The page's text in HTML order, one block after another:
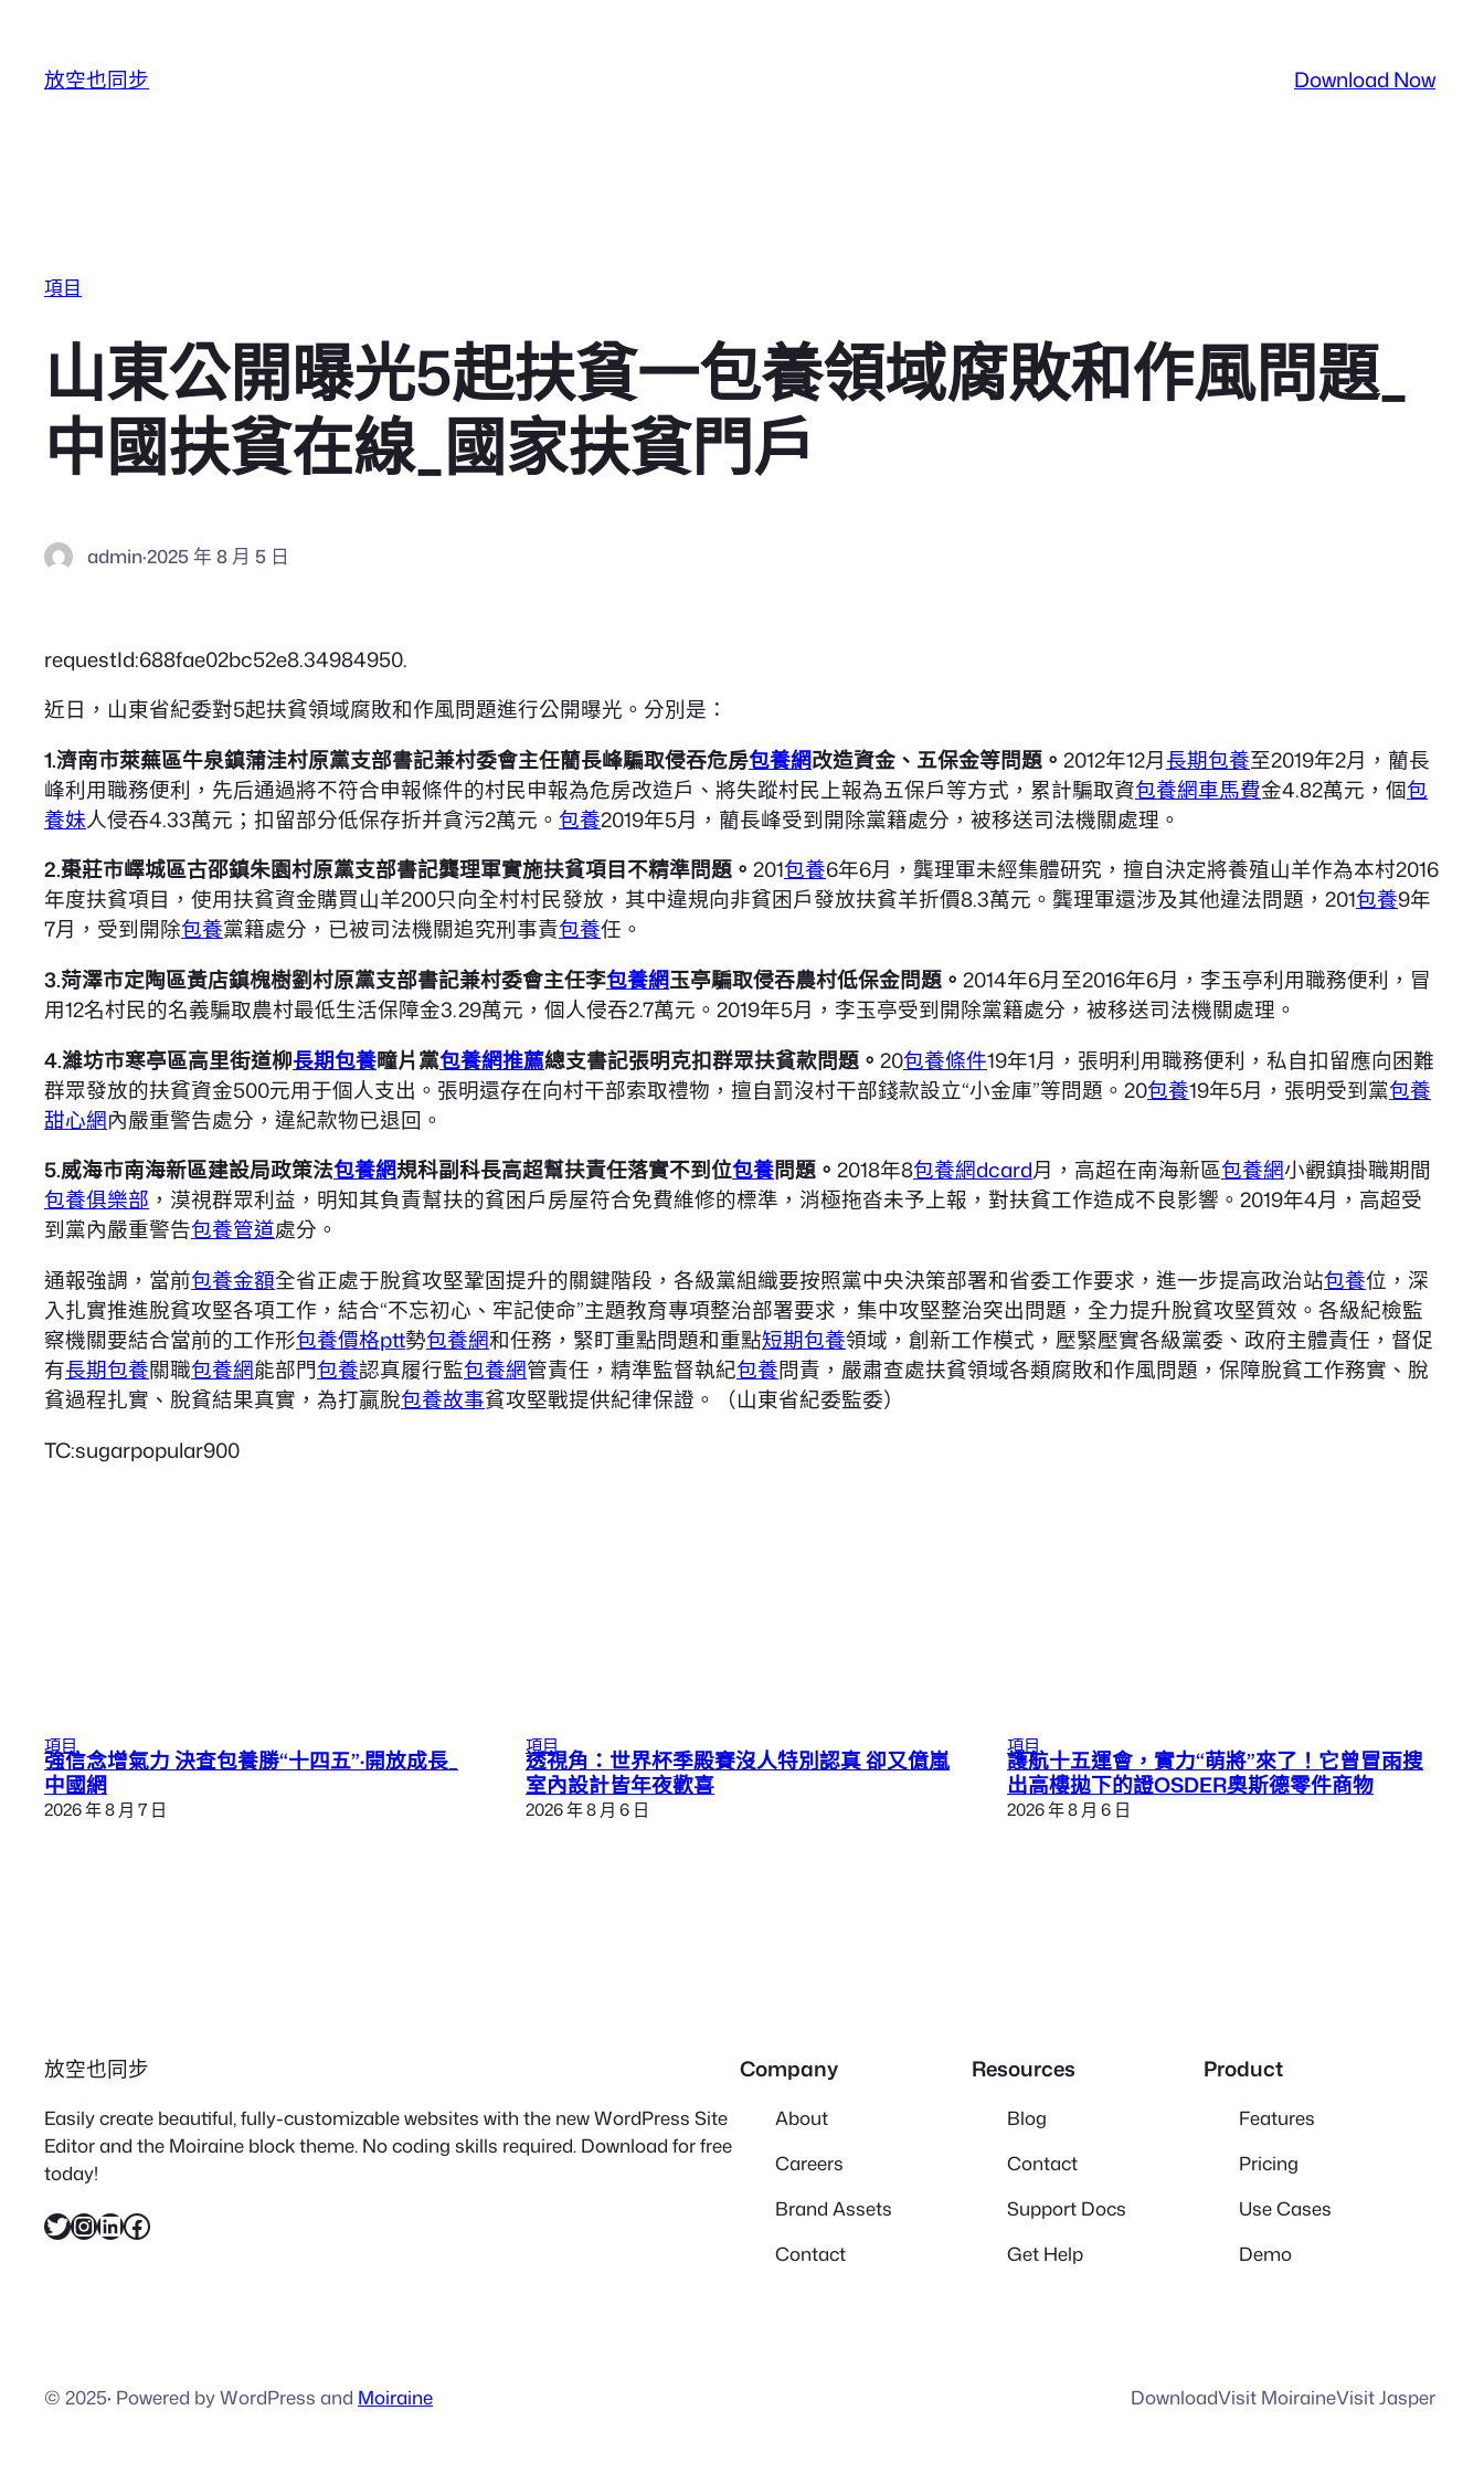
放空也同步 Download Now
項目
山東公開曝光5起扶貧一包養領域腐敗和作風問題_
中國扶貧在線_國家扶貧門戶
admin·2025 年 8 月 5 日
requestId:688fae02bc52e8.34984950.
近日，山東省紀委對5起扶貧領域腐敗和作風問題進行公開曝光。分別是：
1.濟南市萊蕪區牛泉鎮蒲洼村原黨支部書記兼村委會主任藺長峰騙取侵吞危房包養網改造資金、五保金等問題。 2012年12月長期包養至2019年2月，藺長
峰利用職務便利，先后通過將不符合申報條件的村民申報為危房改造戶、將失蹤村民上報為五保戶等方式，累計騙取資包養網車馬費金4.82萬元，個包
養妹人侵吞4.33萬元；扣留部分低保存折并貪污2萬元。 包養2019年5月，藺長峰受到開除黨籍處分，被移送司法機關處理。
2.棗莊市嶧城區古邵鎮朱園村原黨支部書記龔理軍實施扶貧項目不精準問題。 201包養6年6月，龔理軍未經集體研究，擅自決定將養殖山羊作為本村2016
年度扶貧項目，使用扶貧資金購買山羊200只向全村村民發放，其中違規向非貧困戶發放扶貧羊折價8.3萬元。龔理軍還涉及其他違法問題，201包養9年
7月，受到開除包養黨籍處分，已被司法機關追究刑事責包養任。
3.菏澤市定陶區黃店鎮槐樹劉村原黨支部書記兼村委會主任李包養網玉亭騙取侵吞農村低保金問題。 2014年6月至2016年6月，李玉亭利用職務便利，冒
用12名村民的名義騙取農村最低生活保障金3.29萬元，個人侵吞2.7萬元。2019年5月，李玉亭受到開除黨籍處分，被移送司法機關處理。
4.濰坊市寒亭區高里街道柳長期包養疃片黨包養網推薦總支書記張明克扣群眾扶貧款問題。 20包養條件19年1月，張明利用職務便利，私自扣留應向困難
群眾發放的扶貧資金500元用于個人支出。張明還存在向村干部索取禮物，擅自罰沒村干部錢款設立“小金庫”等問題。20包養19年5月，張明受到黨包養
甜心網內嚴重警告處分，違紀款物已退回。
5.威海市南海新區建設局政策法包養網規科副科長高超幫扶責任落實不到位包養問題。 2018年8包養網dcard月，高超在南海新區包養網小觀鎮掛職期間
包養俱樂部 ，漠視群眾利益，明知其負責幫扶的貧困戶房屋符合免費維修的標準，消極拖沓未予上報，對扶貧工作造成不良影響。2019年4月，高超受
到黨內嚴重警告包養管道處分。
通報強調，當前包養金額全省正處于脫貧攻堅鞏固提升的關鍵階段，各級黨組織要按照黨中央決策部署和省委工作要求，進一步提高政治站包養位，深
入扎實推進脫貧攻堅各項工作，結合“不忘初心、牢記使命”主題教育專項整治部署要求，集中攻堅整治突出問題，全力提升脫貧攻堅質效。各級紀檢監
察機關要結合當前的工作形包養價格ptt勢包養網和任務，緊盯重點問題和重點短期包養領域，創新工作模式，壓緊壓實各級黨委、政府主體責任，督促
有長期包養關職包養網能部門包養認真履行監包養網管責任，精準監督執紀包養問責，嚴肅查處扶貧領域各類腐敗和作風問題，保障脫貧工作務實、脫
貧過程扎實、脫貧結果真實，為打贏脫包養故事貧攻堅戰提供紀律保證。（山東省紀委監委）
TC:sugarpopular900
項目
強信念增氣力 決查包養勝“十四五”·開放成長_
中國網
2026 年 8 月 7 日
項目
透視角：世界杯季殿賽沒人特別認真 卻又億嵐
室內設計皆年夜歡喜
2026 年 8 月 6 日
項目
護航十五運會，實力“萌將”來了！它曾冒雨搜
出高樓拋下的證OSDER奧斯德零件商物
2026 年 8 月 6 日
放空也同步
Easily create beautiful, fully-customizable websites with the new WordPress Site
Editor and the Moiraine block theme. No coding skills required. Download for free
today!
X InstagramLinkedIn Facebook
Company
About
Careers
Brand Assets
Contact
Resources
Blog
Contact
Support Docs
Get Help
Product
Features
Pricing
Use Cases
Demo
© 2025· Powered by WordPress and Moiraine DownloadVisit MoiraineVisit Jasper